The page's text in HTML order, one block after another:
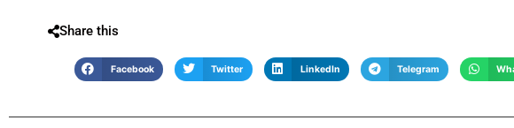
Share this
Facebook Twitter LinkedIn Telegram